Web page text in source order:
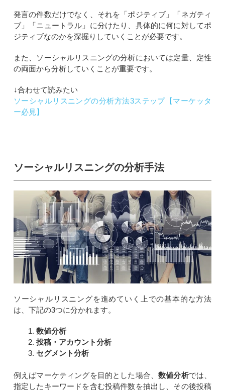
発言の件数だけでなく、それを「ポジティブ」「ネガティ
ブ」「ニュートラル」に分けたり、具体的に何に対してポ
ジティブなのかを深掘りしていくことが必要です。
また、ソーシャルリスニングの分析においては定量、定性
の両面から分析していくことが重要です。
↓合わせて読みたい
ソーシャルリスニングの分析方法3ステップ【マーケッタ
ー必見】
ソーシャルリスニングの分析手法
ソーシャルリスニングを進めていく上での基本的な方法
は、下記の3つに分かれます。
数値分析
投稿・アカウント分析
セグメント分析
例えばマーケティングを目的とした場合、数値分析では、
指定したキーワードを含む投稿件数を抽出し、その後投稿